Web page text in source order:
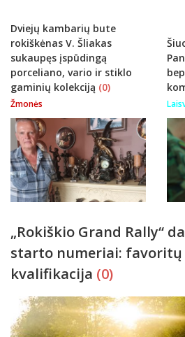
Dviejų kambarių bute
rokiškėnas V. Šliakas
sukaupęs įspūdingą
porceliano, vario ir stiklo
gaminių kolekciją (0)
Žmonės
„Rokiškio Grand Rally“
starto numeriai:
kvalifikacija (0)